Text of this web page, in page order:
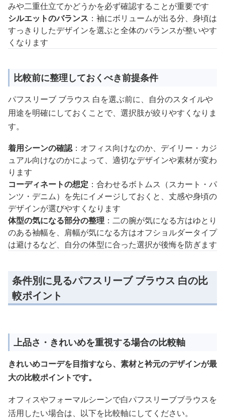
みや二重仕立てかどうかを必ず確認することが重要です
シルエットのバランス ：袖にボリュームが出る分、身頃は
すっきりしたデザインを選ぶと全体のバランスが整いやす
くなります
比較前に整理しておくべき前提条件
パフスリーブ ブラウス 白を選ぶ前に、自分のスタイルや
用途を明確にしておくことで、選択肢が絞りやすくなりま
す。
着用シーンの確認：オフィス向けなのか、デイリー・カジ
ュアル向けなのかによって、適切なデザインや素材が変わ
ります
コーディネートの想定 ：合わせるボトムス（スカート・パ
ンツ・デニム）を先にイメージしておくと、丈感や身頃の
デザインが選びやすくなります
体型の気になる部分の整理 ：二の腕が気になる方はゆとり
のある袖幅を、肩幅が気になる方はオフショルダータイプ
は避けるなど、自分の体型に合った選択が後悔を防ぎます
条件別に見るパフスリーブ ブラウス 白の比
較ポイント
上品さ・きれいめを重視する場合の比較軸
きれいめコーデを目指すなら、素材と衿元のデザインが最
大の比較ポイントです。
オフィスやフォーマルシーンで白パフスリーブブラウスを
活用したい場合は、以下を比較軸にしてください。